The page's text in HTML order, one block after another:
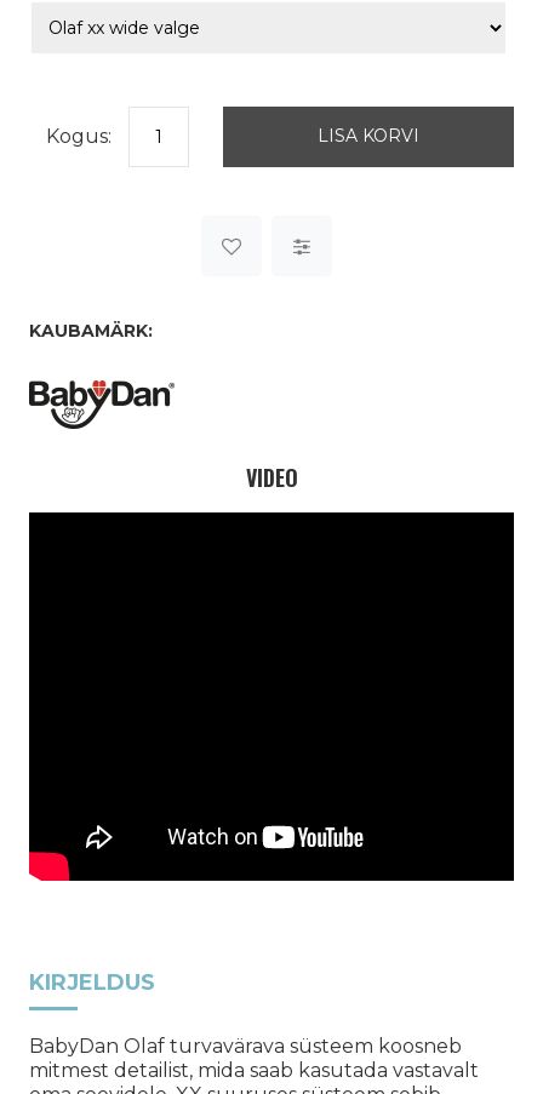
Kogus:
KAUBAMÄRK:
VIDEO
KIRJELDUS
BabyDan Olaf turvavärava süsteem koosneb
mitmest detailist, mida saab kasutada vastavalt